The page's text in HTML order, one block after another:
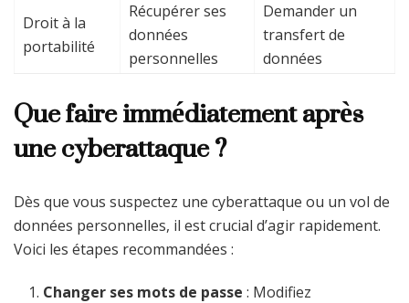
Droit à la
portabilité
Récupérer ses
données
personnelles
Demander un
transfert de
données
Que faire immédiatement après
une cyberattaque ?
Dès que vous suspectez une cyberattaque ou un vol de
données personnelles, il est crucial d’agir rapidement.
Voici les étapes recommandées :
Changer ses mots de passe : Modifiez